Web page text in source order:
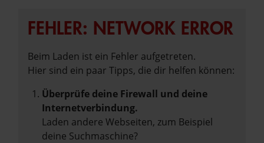
FEHLER: NETWORK ERROR
Beim Laden ist ein Fehler aufgetreten.
Hier sind ein paar Tipps, die dir helfen können:
Überprüfe deine Firewall und deine
Internetverbindung.
Laden andere Webseiten, zum Beispiel
deine Suchmaschine?